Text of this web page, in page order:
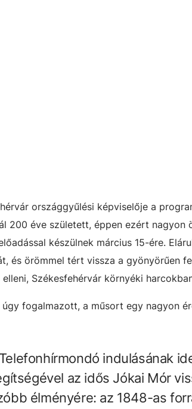
országgyűlési képviselője a
200 éve született, éppen ezért nagyon
készülnek március 15-ére. E
és örömmel tért vissza a gyönyörűen
Székesfehérvár környéki
fogalmazott, a műsort egy nagyon
indulásának
az idős Jókai Mór
élményére: az 1848-as